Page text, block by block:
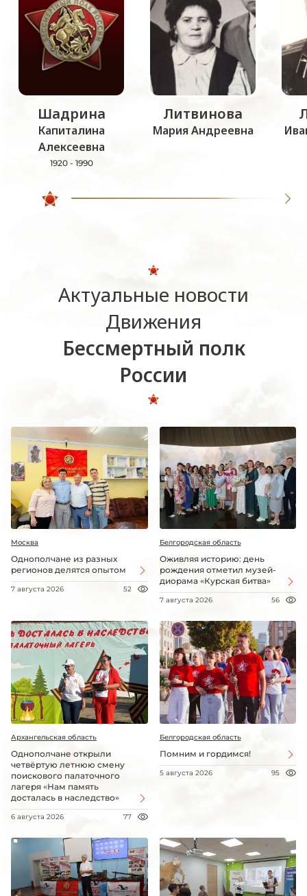
Шадрина
Капиталина
Алексеевна
1920 - 1990
Литвинова
Мария Андреевна
Актуальные новости
Движения
Бессмертный полк
России
Москва
Однополчане из разных
регионов делятся опытом
7 августа 2026 52
Белгородская область
Оживляя историю: день
рождения отметил музей-
диорама «Курская битва»
7 августа 2026 56
Архангельская область
Однополчане открыли
четвёртую летнюю смену
поискового палаточного
лагеря «Нам память
досталась в наследство»
6 августа 2026 77
Белгородская область
Помним и гордимся!
5 августа 2026 95